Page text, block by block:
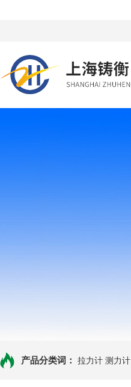
产品分类词： 拉力计 测力计